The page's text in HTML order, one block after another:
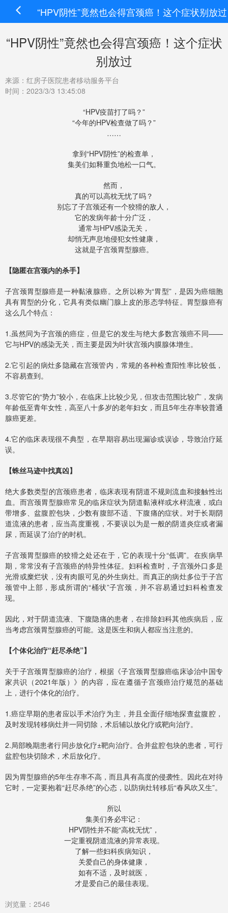
“HPV阴性”竟然也会得宫颈癌！这个症状别放过
“HPV阴性”竟然也会得宫颈癌！这个症状
别放过
来源：红房子医院患者移动服务平台
时间：2023/3/3 13:45:08
“HPV疫苗打了吗？”
“今年的HPV检查做了吗？”
……
拿到“HPV阴性”的检查单，
集美们如释重负地松一口气。
然而，
真的可以高枕无忧了吗？
别忘了子宫颈还有一个狡猾的敌人，
它的发病年龄十分广泛，
通常与HPV感染无关，
却悄无声息地侵犯女性健康，
这就是子宫颈胃型腺癌。
【隐匿在宫颈内的杀手】
子宫颈胃型腺癌是一种黏液腺癌。之所以称为“胃型”，是因为癌细胞
具有胃型的分化，它具有类似幽门腺上皮的形态学特征。胃型腺癌有
这么几个特点：
1.虽然同为子宫颈的癌症，但是它的发生与绝大多数宫颈癌不同——
它与HPV的感染无关，而主要是因为叶状宫颈内膜腺体增生。
2.它引起的病灶多隐藏在宫颈管内，常规的各种检查阳性率比较低，
不容易查到。
3.尽管它的“势力”较小，在临床上比较少见，但攻击范围比较广，发病
年龄低至青年女性，高至八十多岁的老年妇女，而且5年生存率较普通
腺癌更差。
4.它的临床表现很不典型，在早期容易出现漏诊或误诊，导致治疗延
误。
【蛛丝马迹中找真凶】
绝大多数类型的宫颈癌患者，临床表现有阴道不规则流血和接触性出
血。而宫颈胃型腺癌常见的临床症状为阴道黏液样或水样流液，或白
带增多、盆腹腔包块，少数有腹部不适、下腹痛的症状。对于长期阴
道流液的患者，应当高度重视，不要误以为是一般的阴道炎症或者漏
尿，而延误了治疗的时机。
子宫颈胃型腺癌的狡猾之处还在于，它的表现十分“低调”。在疾病早
期，常常没有子宫颈癌的特异性体征。妇科检查时，子宫颈外口多是
光滑或糜烂状，没有肉眼可见的外生病灶。而真正的病灶多位于子宫
颈管中上部，形成所谓的“桶状”子宫颈，并不容易通过妇科检查发
现。
因此，对于阴道流液、下腹隐痛的患者，在排除妇科其他疾病后，应
当考虑宫颈胃型腺癌的可能。这是医生和病人都应当注意的。
【个体化治疗“赶尽杀绝”】
关于子宫颈胃型腺癌的治疗，根据《子宫颈胃型腺癌临床诊治中国专
家共识（2021年版）》的内容，应在遵循子宫颈癌治疗规范的基础
上，进行个体化的治疗。
1.癌症早期的患者应以手术治疗为主，并且全面仔细地探查盆腹腔，
及时发现转移病灶并一同切除，术后辅以放化疗或靶向治疗。
2.局部晚期患者行同步放化疗±靶向治疗。合并盆腔包块的患者，可行
盆腔包块切除术，术后放化疗。
因为胃型腺癌的5年生存率不高，而且具有高度的侵袭性。因此在对待
它时，一定要抱着“赶尽杀绝”的心态，以防病灶转移后“春风吹又生”。
所以
集美们务必牢记：
HPV阴性并不能“高枕无忧”，
一定重视阴道流液的异常表现。
了解一些妇科疾病知识，
关爱自己的身体健康，
如有不适，及时就医，
才是爱自己的最佳表现。
浏览量：2546